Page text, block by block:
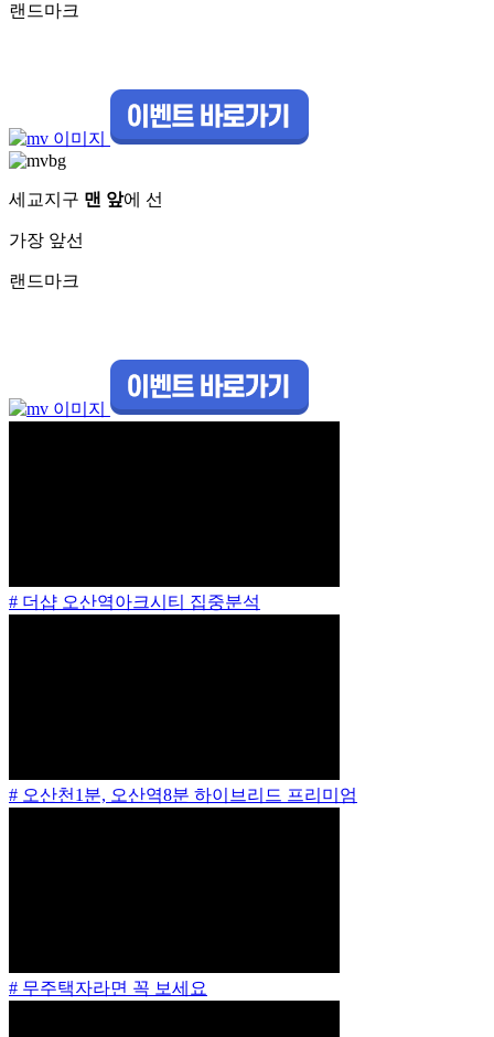
랜드마크
세교지구 맨 앞에 선
가장 앞선
랜드마크
# 더샵 오산역아크시티 집중분석
# 오산천1분, 오산역8분 하이브리드 프리미엄
# 무주택자라면 꼭 보세요